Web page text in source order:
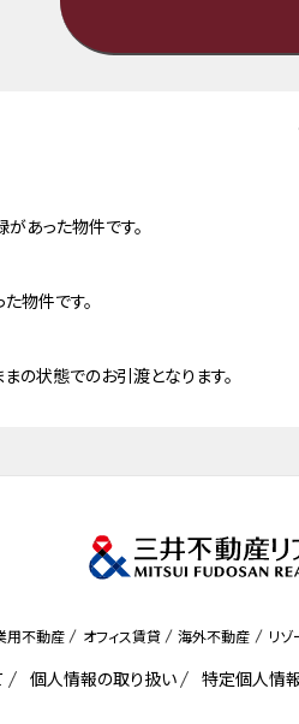
あった物件です。
物件です。
の状態でのお引渡となります。
用不動産 オフィス賃貸 海外不動産 リ
個人情報の取り扱い 特定個人情